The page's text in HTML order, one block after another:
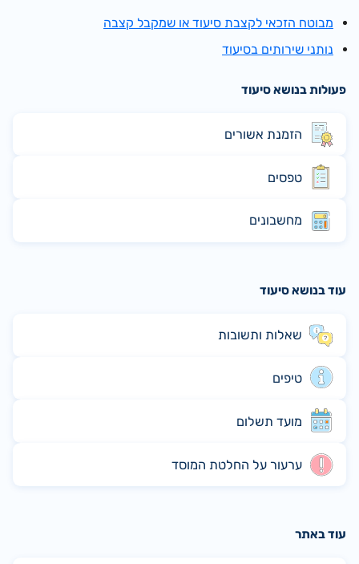
מבוטח הזכאי לקצבת סיעוד או שמקבל קצבה
נותני שירותים בסיעוד
פעולות בנושא סיעוד
הזמנת אשורים
טפסים
מחשבונים
עוד בנושא סיעוד
שאלות ותשובות
טיפים
מועד תשלום
ערעור על החלטת המוסד
עוד באתר